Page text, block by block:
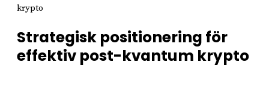
krypto
Strategisk positionering för
effektiv post-kvantum krypto